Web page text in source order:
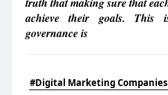
achieve their goals. This
governance is
#Digital Marketing Companies